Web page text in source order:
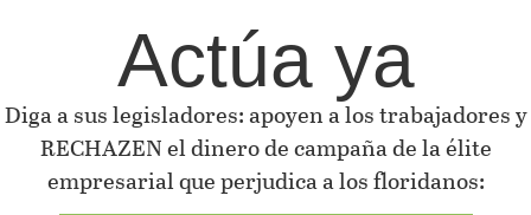
Actúa ya
Diga a sus legisladores: apoyen a los trabajadores y
RECHAZEN el dinero de campaña de la élite
empresarial que perjudica a los floridanos: